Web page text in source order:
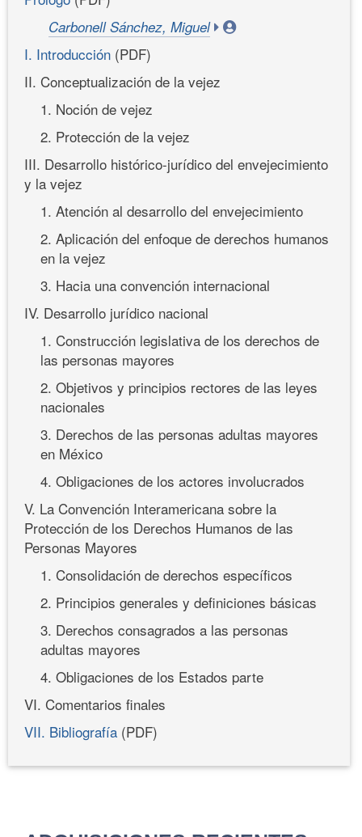
Carbonell Sánchez, Miguel
I. Introducción (PDF)
II. Conceptualización de la vejez
1. Noción de vejez
2. Protección de la vejez
III. Desarrollo histórico-jurídico del envejecimiento
y la vejez
1. Atención al desarrollo del envejecimiento
2. Aplicación del enfoque de derechos humanos
en la vejez
3. Hacia una convención internacional
IV. Desarrollo jurídico nacional
1. Construcción legislativa de los derechos de
las personas mayores
2. Objetivos y principios rectores de las leyes
nacionales
3. Derechos de las personas adultas mayores
en México
4. Obligaciones de los actores involucrados
V. La Convención Interamericana sobre la
Protección de los Derechos Humanos de las
Personas Mayores
1. Consolidación de derechos específicos
2. Principios generales y definiciones básicas
3. Derechos consagrados a las personas
adultas mayores
4. Obligaciones de los Estados parte
VI. Comentarios finales
VII. Bibliografía (PDF)